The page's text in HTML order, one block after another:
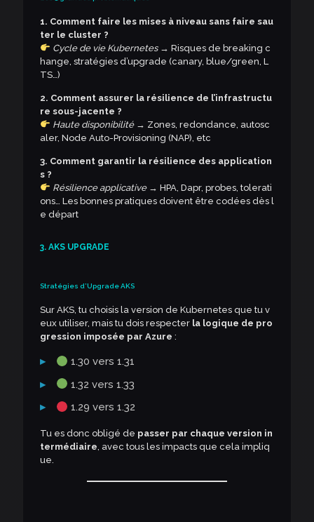
1. Comment faire les mises à niveau sans faire sau
ter le cluster ?
Cycle de vie Kubernetes→ Risques de breaking c
hange, stratégies d’upgrade (canary, blue/green, L
TS…)
2. Comment assurer la résilience de l’infrastructu
re sous-jacente ?
Haute disponibilité→ Zones, redondance, autosc
aler, Node Auto-Provisioning (NAP), etc
3. Comment garantir la résilience des application
s ?
Résilience applicative→ HPA, Dapr, probes, tolerati
ons… Les bonnes pratiques doivent être codées dès l
e départ
3. AKS UPGRADE
Stratégies d’Upgrade AKS
Sur AKS, tu choisis la version de Kubernetes que tu v
eux utiliser, mais tu dois respecter la logique de pro
gression imposée par Azure :
1.30 vers 1.31
1.32 vers 1.33
1.29 vers 1.32
Tu es donc obligé de passer par chaque version in
termédiaire, avec tous les impacts que cela impliq
ue.